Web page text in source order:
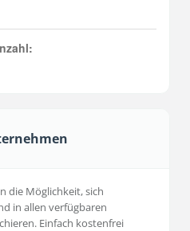
die Möglichkeit, sich
in allen verfügbaren
Einfach kostenfrei